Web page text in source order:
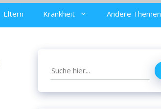
Eltern Krankheit Andere Themen
Search